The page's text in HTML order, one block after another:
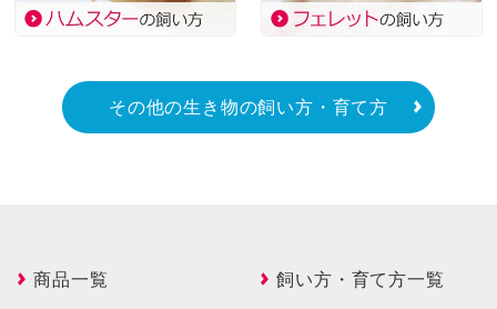
その他の生き物の飼い方・育て方
商品一覧
飼い方・育て方一覧